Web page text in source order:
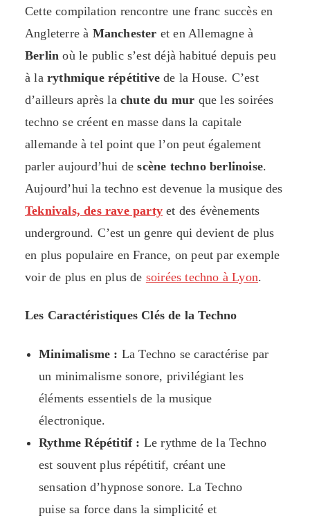
Cette compilation rencontre une franc succès en
Angleterre à Manchester et en Allemagne à
Berlinoù le public s’est déjà habitué depuis peu
à la rythmique répétitive de la House. C’est
d’ailleurs après la chute du mur que les soirées
techno se créent en masse dans la capitale
allemande à tel point que l’on peut également
parler aujourd’hui descène techno berlinoise.
Aujourd’hui la techno est devenue la musique des
Teknivals, des rave party et des évènements
underground. C’est un genre qui devient de plus
en plus populaire en France, on peut par exemple
voir de plus en plus de soirées techno à Lyon.
Les Caractéristiques Clés de la Techno
Minimalisme : La Techno se caractérise par
un minimalisme sonore, privilégiant les
éléments essentiels de la musique
électronique.
Rythme Répétitif : Le rythme de la Techno
est souvent plus répétitif, créant une
sensation d’hypnose sonore. La Techno
puise sa force dans la simplicité et